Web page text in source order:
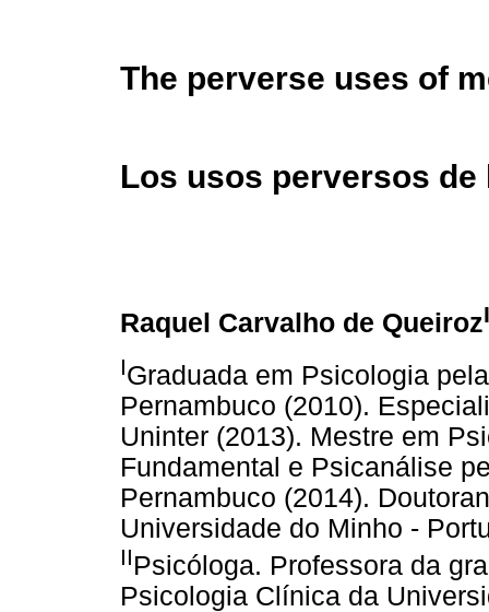
The perverse uses of
Los usos perversos
Raquel Carvalho de QueirozI
IGraduada em Psicologia
Pernambuco (2010).
Uninter (2013). Mestre em
Fundamental e Psicanálise
Pernambuco (2014).
Universidade do Minho -
IIPsicóloga. Professora da
Psicologia Clínica da